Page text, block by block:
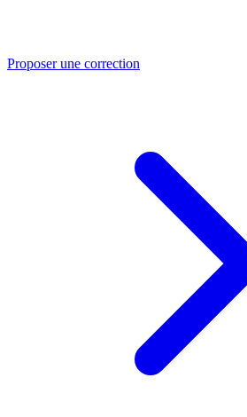
Proposer une correction